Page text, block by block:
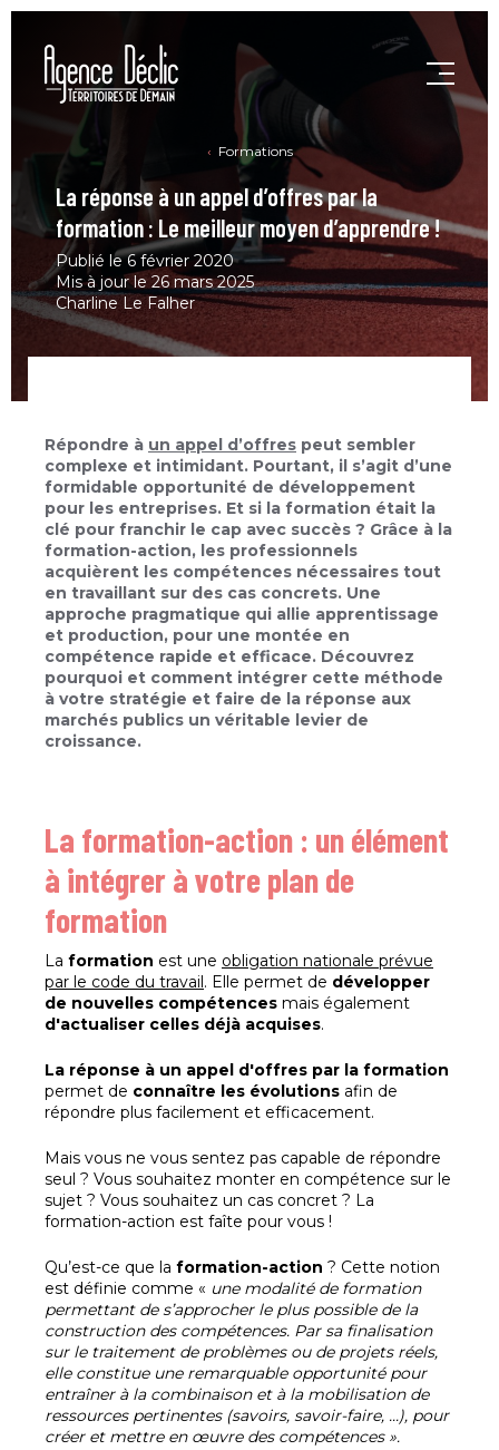
Formations
La réponse à un appel d’offres par la
formation : Le meilleur moyen d’apprendre !
Publié le 6 février 2020
Mis à jour le 26 mars 2025
Charline Le Falher
Répondre à un appel d’offres peut sembler
complexe et intimidant. Pourtant, il s’agit d’une
formidable opportunité de développement
pour les entreprises. Et si la formation était la
clé pour franchir le cap avec succès ? Grâce à la
formation-action, les professionnels
acquièrent les compétences nécessaires tout
en travaillant sur des cas concrets. Une
approche pragmatique qui allie apprentissage
et production, pour une montée en
compétence rapide et efficace. Découvrez
pourquoi et comment intégrer cette méthode
à votre stratégie et faire de la réponse aux
marchés publics un véritable levier de
croissance.
La formation-action : un élément
à intégrer à votre plan de
formation
La formation est une obligation nationale prévue
par le code du travail. Elle permet de développer
de nouvelles compétences mais également
d'actualiser celles déjà acquises.
La réponse à un appel d'offres par la formation
permet de connaître les évolutions afin de
répondre plus facilement et efficacement.
Mais vous ne vous sentez pas capable de répondre
seul ? Vous souhaitez monter en compétence sur le
sujet ? Vous souhaitez un cas concret ? La
formation-action est faîte pour vous !
Qu’est-ce que la formation-action ? Cette notion
est définie comme « une modalité de formation
permettant de s’approcher le plus possible de la
construction des compétences. Par sa finalisation
sur le traitement de problèmes ou de projets réels,
elle constitue une remarquable opportunité pour
entraîner à la combinaison et à la mobilisation de
ressources pertinentes (savoirs, savoir-faire, ...), pour
créer et mettre en œuvre des compétences ».